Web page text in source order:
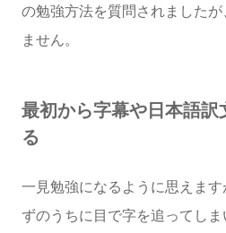
の勉強方法を質問されました
ません。
最初から字幕や日本語
る
一見勉強になるように思えま
ずのうちに目で字を追ってし